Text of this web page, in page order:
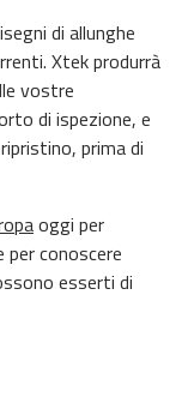
di allunghe
Xtek produrrà
vostre
di ispezione, e
prima di
oggi per
conoscere
esserti di